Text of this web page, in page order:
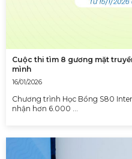
Cuộc thi tìm 8 gương mặt
mình
16/01/2026
Chương trình Học Bổng S80
nhận hơn 6.000 …